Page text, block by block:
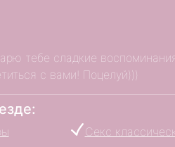
тебе сладкие
с вами! Поцелуй)))
Секс